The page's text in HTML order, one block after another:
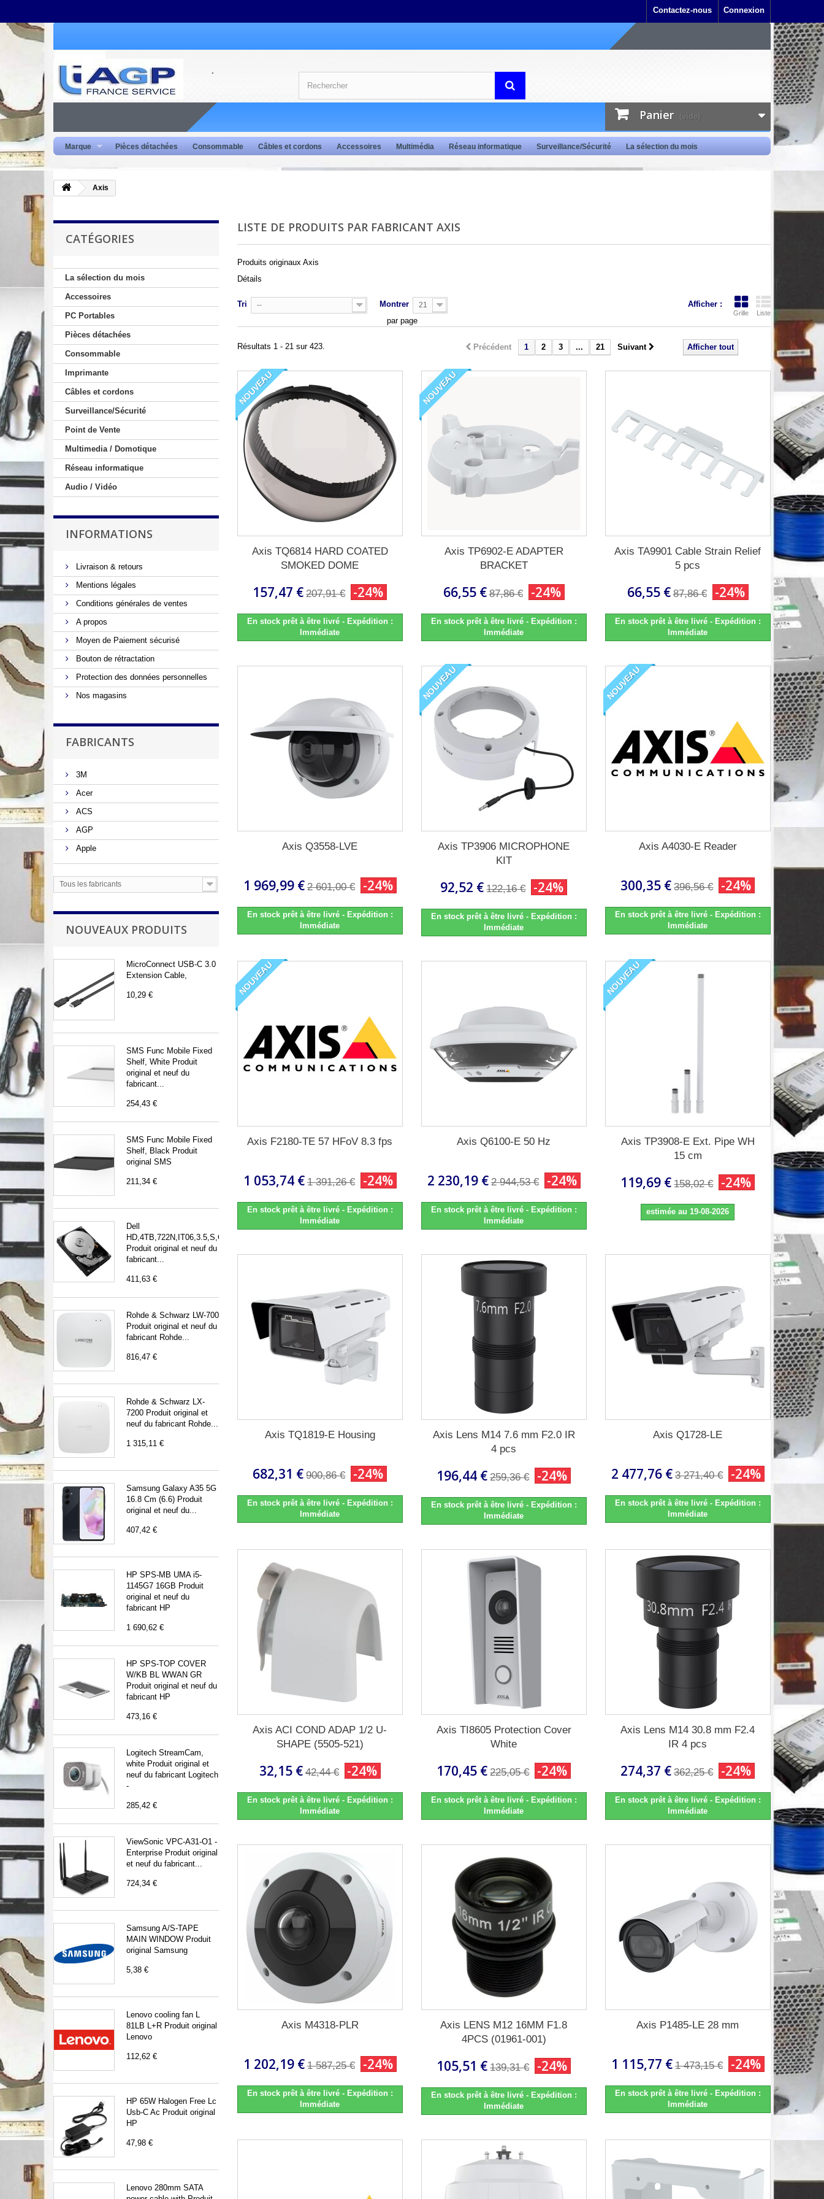
Connexion
Contactez-nous
Panier (vide)
Marque Pièces détachées Consommable Câbles et cordons Accessoires Multimédia Réseau informatique Surveillance/Sécurité La sélection du mois
Axis
CATÉGORIES
La sélection du mois
Accessoires
PC Portables
Pièces détachées
Consommable
Imprimante
Câbles et cordons
Surveillance/Sécurité
Point de Vente
Multimedia / Domotique
Réseau informatique
Audio / Vidéo
INFORMATIONS
Livraison & retours
Mentions légales
Conditions générales de ventes
A propos
Moyen de Paiement sécurisé
Bouton de rétractation
Protection des données personnelles
Nos magasins
FABRICANTS
3M
Acer
ACS
AGP
Apple
Tous les fabricants
NOUVEAUX PRODUITS
MicroConnect USB-C 3.0
Extension Cable,
10,29 €
SMS Func Mobile Fixed
Shelf, White Produit
original et neuf du
fabricant...
254,43 €
SMS Func Mobile Fixed
Shelf, Black Produit
original SMS
211,34 €
Dell
HD,4TB,722N,IT06,3.5,S,CM,EC
Produit original et neuf du
fabricant...
411,63 €
Rohde & Schwarz LW-700
Produit original et neuf du
fabricant Rohde...
816,47 €
Rohde & Schwarz LX-
7200 Produit original et
neuf du fabricant Rohde...
1 315,11 €
Samsung Galaxy A35 5G
16.8 Cm (6.6) Produit
original et neuf du...
407,42 €
HP SPS-MB UMA i5-
1145G7 16GB Produit
original et neuf du
fabricant HP
1 690,62 €
HP SPS-TOP COVER
W/KB BL WWAN GR
Produit original et neuf du
fabricant HP
473,16 €
Logitech StreamCam,
white Produit original et
neuf du fabricant Logitech
-
285,42 €
ViewSonic VPC-A31-O1 -
Enterprise Produit original
et neuf du fabricant...
724,34 €
Samsung A/S-TAPE
MAIN WINDOW Produit
original Samsung
5,38 €
Lenovo cooling fan L
81LB L+R Produit original
Lenovo
112,62 €
HP 65W Halogen Free Lc
Usb-C Ac Produit original
HP
47,98 €
Lenovo 280mm SATA
LISTE DE PRODUITS PAR FABRICANT AXIS
Produits originaux Axis
Détails
Afficher :
Grille Liste
Tri -- Montrer 21
par page
Afficher tout
Précédent 1 2 3 ... 21 Suivant
Résultats 1 - 21 sur 423.
NOUVEAU
Axis TQ6814 HARD COATED
SMOKED DOME
157,47 € 207,91 € -24%
En stock prêt à être livré - Expédition :
Immédiate
NOUVEAU
Axis TP6902-E ADAPTER
BRACKET
66,55 € 87,86 € -24%
En stock prêt à être livré - Expédition :
Immédiate
Axis TA9901 Cable Strain Relief
5 pcs
66,55 € 87,86 € -24%
En stock prêt à être livré - Expédition :
Immédiate
Axis Q3558-LVE
1 969,99 € 2 601,00 € -24%
En stock prêt à être livré - Expédition :
Immédiate
NOUVEAU
Axis TP3906 MICROPHONE
KIT
92,52 € 122,16 € -24%
En stock prêt à être livré - Expédition :
Immédiate
NOUVEAU
Axis A4030-E Reader
300,35 € 396,56 € -24%
En stock prêt à être livré - Expédition :
Immédiate
NOUVEAU
Axis F2180-TE 57 HFoV 8.3 fps
1 053,74 € 1 391,26 € -24%
En stock prêt à être livré - Expédition :
Immédiate
Axis Q6100-E 50 Hz
2 230,19 € 2 944,53 € -24%
En stock prêt à être livré - Expédition :
Immédiate
NOUVEAU
Axis TP3908-E Ext. Pipe WH
15 cm
119,69 € 158,02 € -24%
estimée au 19-08-2026
Axis TQ1819-E Housing
682,31 € 900,86 € -24%
En stock prêt à être livré - Expédition :
Immédiate
Axis Lens M14 7.6 mm F2.0 IR
4 pcs
196,44 € 259,36 € -24%
En stock prêt à être livré - Expédition :
Immédiate
Axis Q1728-LE
2 477,76 € 3 271,40 € -24%
En stock prêt à être livré - Expédition :
Immédiate
Axis ACI COND ADAP 1/2 U-
SHAPE (5505-521)
32,15 € 42,44 € -24%
En stock prêt à être livré - Expédition :
Immédiate
Axis TI8605 Protection Cover
White
170,45 € 225,05 € -24%
En stock prêt à être livré - Expédition :
Immédiate
Axis Lens M14 30.8 mm F2.4
IR 4 pcs
274,37 € 362,25 € -24%
En stock prêt à être livré - Expédition :
Immédiate
Axis M4318-PLR
1 202,19 € 1 587,25 € -24%
En stock prêt à être livré - Expédition :
Immédiate
Axis LENS M12 16MM F1.8
4PCS (01961-001)
105,51 € 139,31 € -24%
En stock prêt à être livré - Expédition :
Immédiate
Axis P1485-LE 28 mm
1 115,77 € 1 473,15 € -24%
En stock prêt à être livré - Expédition :
Immédiate